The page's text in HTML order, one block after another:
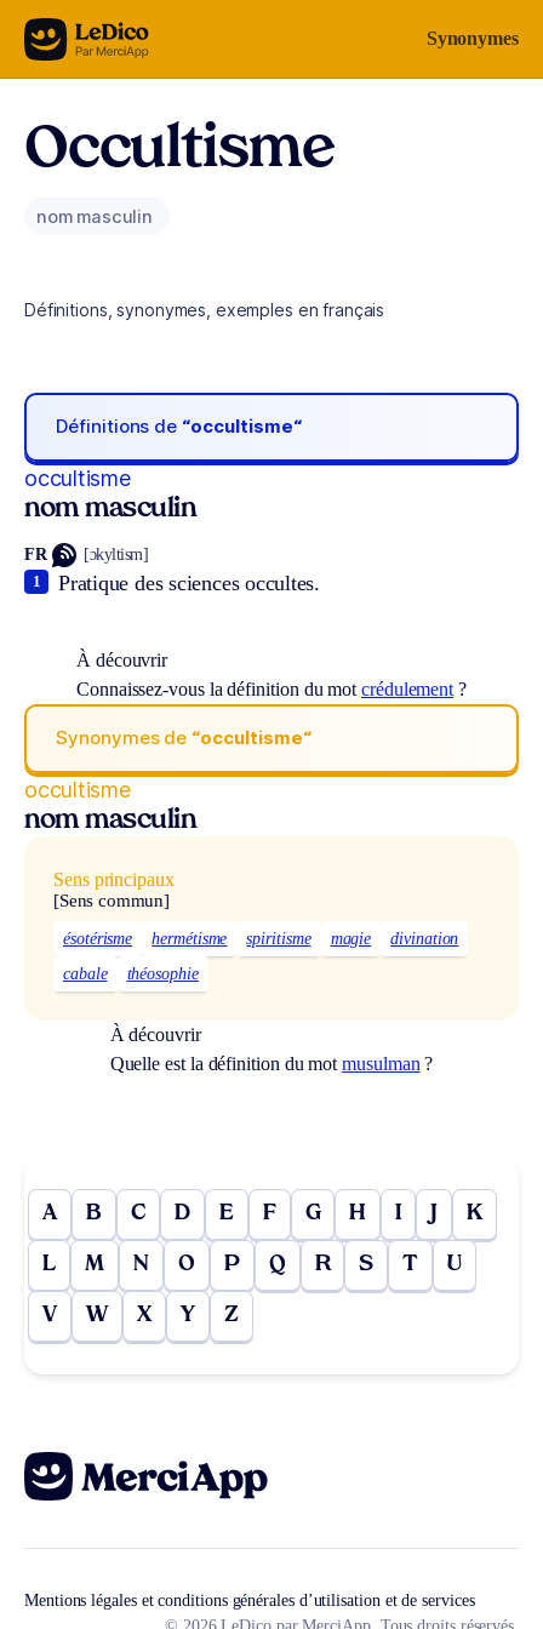
Aller au contenu Synonymes
Occultisme
nom masculin
Définitions, synonymes, exemples en français
Définitions de “occultisme“
occultisme
nom masculin
FR [ɔkyltism]
Pratique des sciences occultes.
1
À découvrir
Connaissez-vous la définition du motcrédulement ?
Synonymes de “occultisme“
occultisme
nom masculin
Sens principaux
[Sens commun]
ésotérisme hermétisme spiritisme magie
divination
cabale
théosophie
À découvrir
Quelle est la définition du motmusulman ?
A B C D E F G H I J K
L M N O P Q R S T U
V W X Y Z
Mentions légales et conditions générales d’utilisation et de services